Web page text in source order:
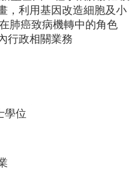
，利用基因改造細胞及小
肺癌致病機轉中的角色
行政相關業務
學位